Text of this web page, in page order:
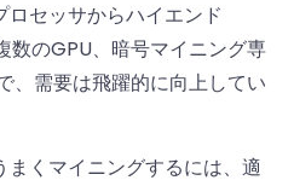
セッサからハイエンド
数のGPU、暗号マイニング専
、需要は飛躍的に向上してい
くマイニングするには、適